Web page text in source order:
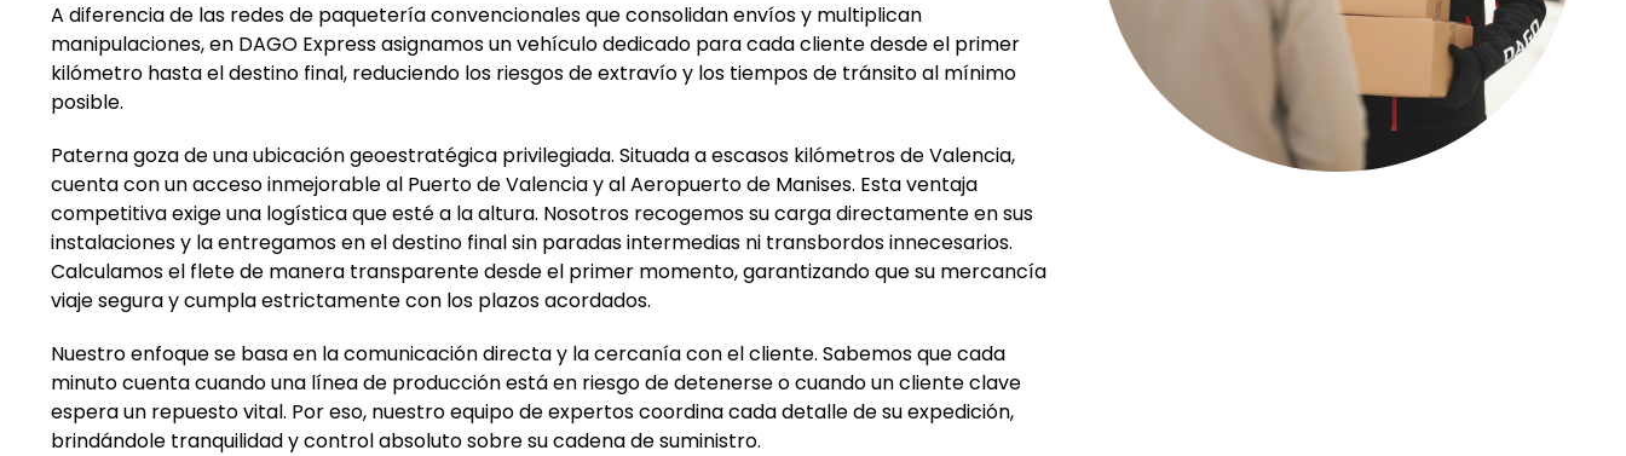
A diferencia de las redes de paquetería convencionales que consolidan envíos y multiplican
manipulaciones, en DAGO Express asignamos un vehículo dedicado para cada cliente desde el primer
kilómetro hasta el destino final, reduciendo los riesgos de extravío y los tiempos de tránsito al mínimo
posible.
Paterna goza de una ubicación geoestratégica privilegiada. Situada a escasos kilómetros de Valencia,
cuenta con un acceso inmejorable al Puerto de Valencia y al Aeropuerto de Manises. Esta ventaja
competitiva exige una logística que esté a la altura. Nosotros recogemos su carga directamente en sus
instalaciones y la entregamos en el destino final sin paradas intermedias ni transbordos innecesarios.
Calculamos el flete de manera transparente desde el primer momento, garantizando que su mercancía
viaje segura y cumpla estrictamente con los plazos acordados.
Nuestro enfoque se basa en la comunicación directa y la cercanía con el cliente. Sabemos que cada
minuto cuenta cuando una línea de producción está en riesgo de detenerse o cuando un cliente clave
espera un repuesto vital. Por eso, nuestro equipo de expertos coordina cada detalle de su expedición,
brindándole tranquilidad y control absoluto sobre su cadena de suministro.